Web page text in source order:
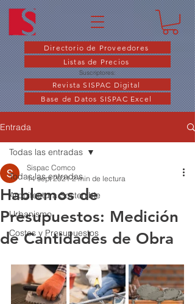
Suscriptores:
Revista SISPAC Digital
Base de Datos SISPAC Excel
Directorio de Proveedores
Listas de Precios
Entrada
Todas las entradas
Arquitectura Sostenible
Urbanismo
Costos y Presupuestos
Todas las entradas
Hablemos de
Presupuestos: Medición
de Cantidades de Obra
Sispac Comco
14 sept 2021 2 min de lectura